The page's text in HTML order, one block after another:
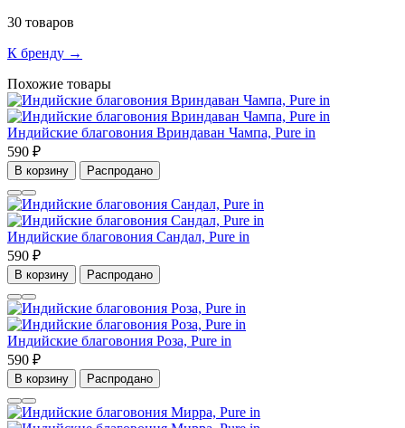
30 товаров
К бренду →
Похожие товары
Индийские благовония Вриндаван Чампа, Pure in
590 ₽
В корзину Распродано
Индийские благовония Сандал, Pure in
590 ₽
В корзину Распродано
Индийские благовония Роза, Pure in
590 ₽
В корзину Распродано